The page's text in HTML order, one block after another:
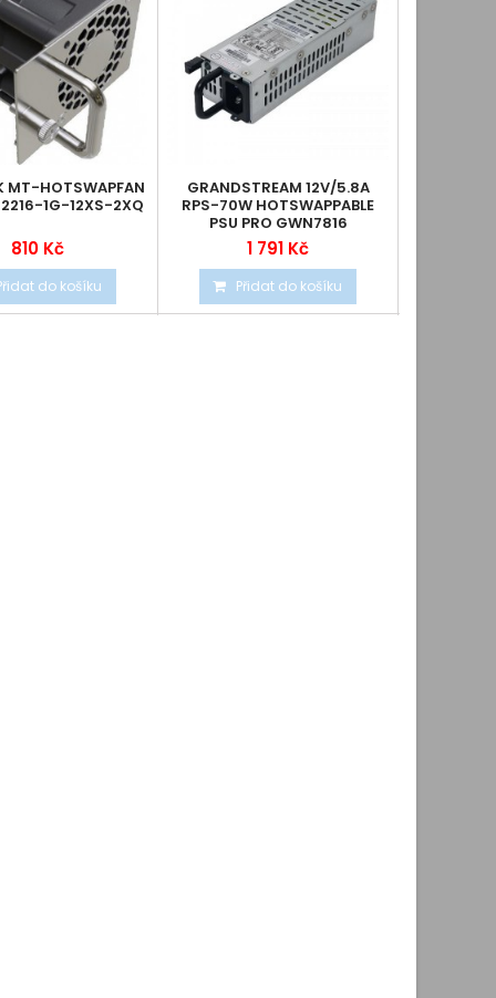
MT-HOTSWAPFAN
1G-12XS-2XQ
810 Kč
do košíku
GRANDSTREAM 12V/5.8A
RPS-70W HOTSWAPPABLE
PSU PRO GWN7816
1 791 Kč
Přidat do košíku